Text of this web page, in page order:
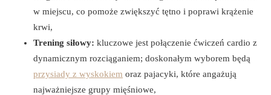
w miejscu, co pomoże zwiększyć tętno i poprawi krążenie
krwi,
Trening siłowy: kluczowe jest połączenie ćwiczeń cardio z
dynamicznym rozciąganiem; doskonałym wyborem będą
przysiady z wyskokiem oraz pajacyki, które angażują
najważniejsze grupy mięśniowe,